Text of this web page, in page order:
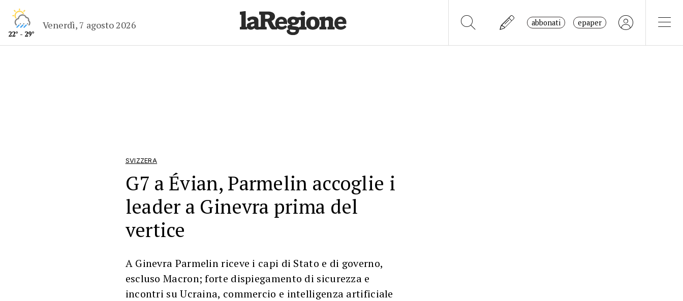
22° - 29°
Venerdì, 7 agosto 2026 abbonati epaper
SVIZZERA
G7 a Évian, Parmelin accoglie i
leader a Ginevra prima del
vertice
A Ginevra Parmelin riceve i capi di Stato e di governo,
escluso Macron; forte dispiegamento di sicurezza e
incontri su Ucraina, commercio e intelligenza artificiale